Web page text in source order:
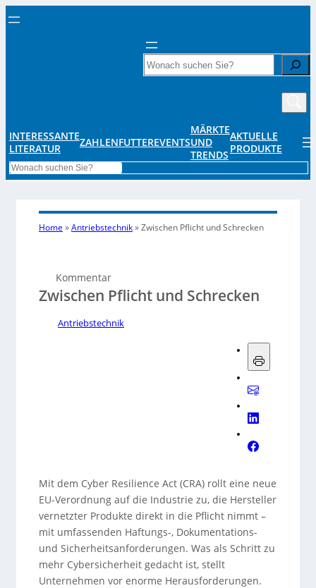
Search
INTERESSANTE
LITERATUR
ZAHLENFUTTEREVENTS
MÄRKTE
UND
TRENDS
AKTUELLE
PRODUKTE
Search
Home »Antriebstechnik»Zwischen Pflicht und Schrecken
Kommentar
Zwischen Pflicht und Schrecken
Antriebstechnik
Mit dem Cyber Resilience Act (CRA) rollt eine neue
EU-Verordnung auf die Industrie zu, die Hersteller
vernetzter Produkte direkt in die Pflicht nimmt –
mit umfassenden Haftungs-, Dokumentations-
und Sicherheitsanforderungen. Was als Schritt zu
mehr Cybersicherheit gedacht ist, stellt
Unternehmen vor enorme Herausforderungen.